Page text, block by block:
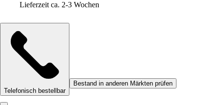
Lieferzeit ca. 2-3 Wochen
Telefonisch bestellbar
Bestand in anderen Märkten prüfen